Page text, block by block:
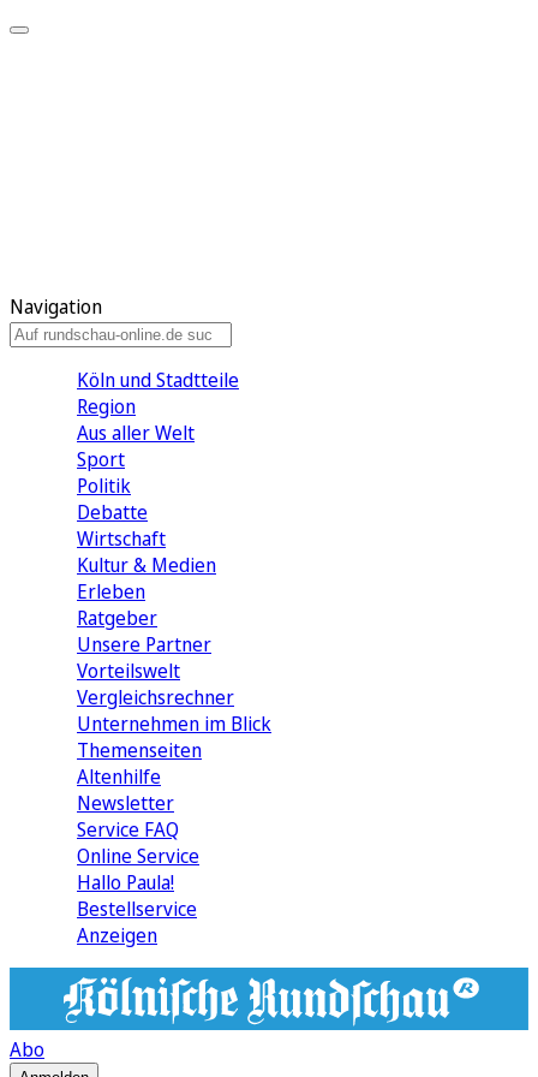
Navigation
Köln und Stadtteile
Region
Aus aller Welt
Sport
Politik
Debatte
Wirtschaft
Kultur & Medien
Erleben
Ratgeber
Unsere Partner
Vorteilswelt
Vergleichsrechner
Unternehmen im Blick
Themenseiten
Altenhilfe
Newsletter
Service FAQ
Online Service
Hallo Paula!
Bestellservice
Anzeigen
Abo